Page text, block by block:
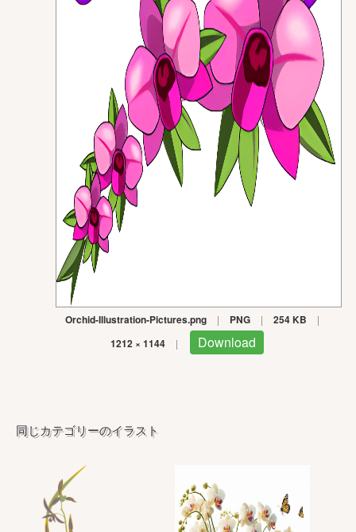
Orchid-Illustration-Pictures.png | PNG | 254 KB |
1212 × 1144 | Download
同じカテゴリーのイラスト